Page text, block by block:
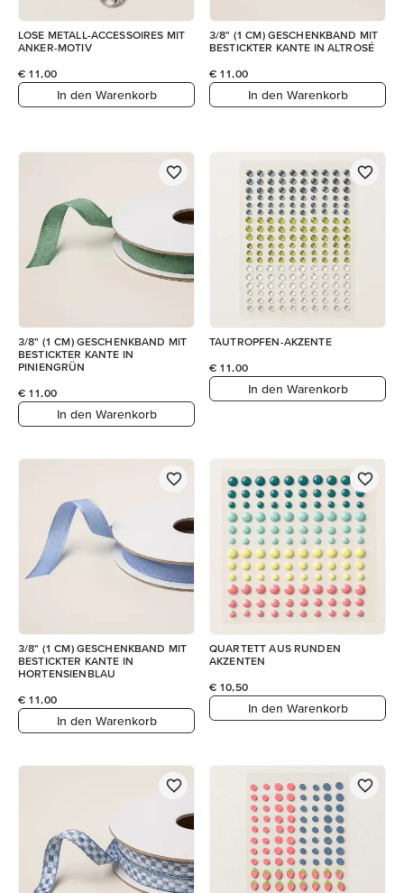
LOSE METALL-ACCESSOIRES MIT
ANKER-MOTIV
€ 11,00
In den Warenkorb
3/8" (1 CM) GESCHENKBAND MIT
BESTICKTER KANTE IN ALTROSÉ
€ 11,00
In den Warenkorb
3/8" (1 CM) GESCHENKBAND MIT
BESTICKTER KANTE IN
PINIENGRÜN
€ 11,00
In den Warenkorb
TAUTROPFEN-AKZENTE
€ 11,00
In den Warenkorb
3/8" (1 CM) GESCHENKBAND MIT
BESTICKTER KANTE IN
HORTENSIENBLAU
€ 11,00
In den Warenkorb
QUARTETT AUS RUNDEN
AKZENTEN
€ 10,50
In den Warenkorb